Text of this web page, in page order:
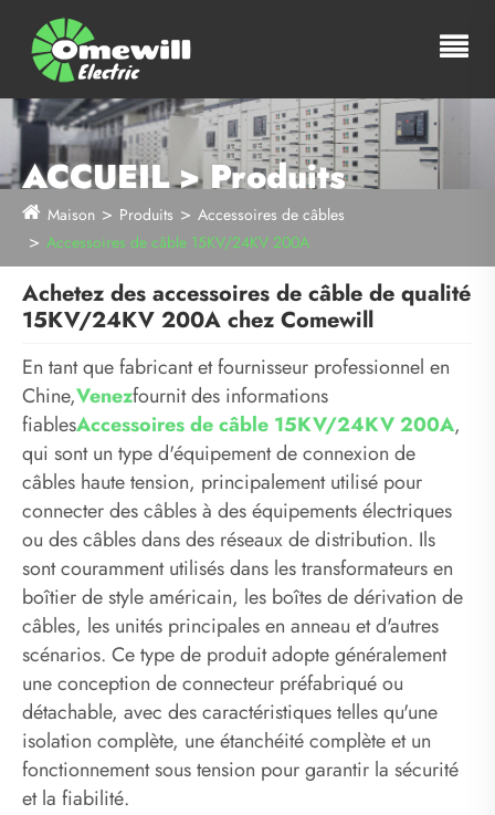
ACCUEIL > Produits
Maison Produits
Accessoires de câbles
Accessoires de câble 15KV/24KV 200A
Achetez des accessoires de câble de qualité
15KV/24KV 200A chez Comewill
En tant que fabricant et fournisseur professionnel en
Chine,Venezfournit des informations
fiablesAccessoires de câble 15KV/24KV 200A,
qui sont un type d'équipement de connexion de
câbles haute tension, principalement utilisé pour
connecter des câbles à des équipements électriques
ou des câbles dans des réseaux de distribution. Ils
sont couramment utilisés dans les transformateurs en
boîtier de style américain, les boîtes de dérivation de
câbles, les unités principales en anneau et d'autres
scénarios. Ce type de produit adopte généralement
une conception de connecteur préfabriqué ou
détachable, avec des caractéristiques telles qu'une
isolation complète, une étanchéité complète et un
fonctionnement sous tension pour garantir la sécurité
et la fiabilité. ‌